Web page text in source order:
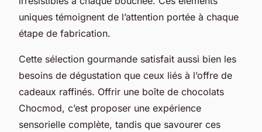
uniques témoignent de l’attention portée à chaque
étape de fabrication.
Cette sélection gourmande satisfait aussi bien les
besoins de dégustation que ceux liés à l’offre de
cadeaux raffinés. Offrir une boîte de chocolats
Chocmod, c’est proposer une expérience
sensorielle complète, tandis que savourer ces